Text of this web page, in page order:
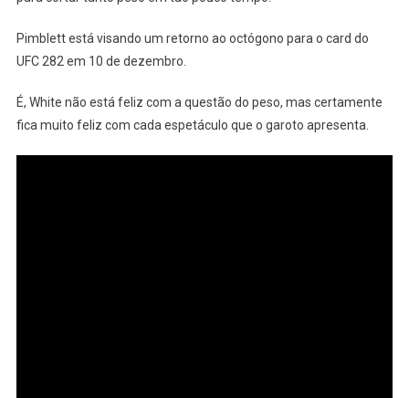
Pimblett está visando um retorno ao octógono para o card do
UFC 282 em 10 de dezembro.
É, White não está feliz com a questão do peso, mas certamente
fica muito feliz com cada espetáculo que o garoto apresenta.